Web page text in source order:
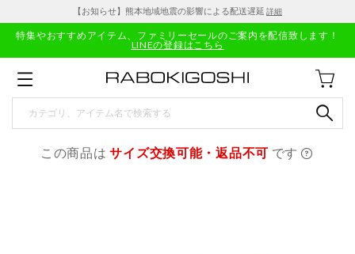
【お知らせ】熊本地域地震の影響による配送遅延 詳細
特集やおすすめアイテム、ファミリーセールのご案内を配信致します！
LINEの登録はこちら
この商品はサイズ交換可能・返品不可 です